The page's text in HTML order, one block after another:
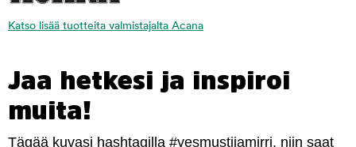
Katso lisää tuotteita valmistajalta Acana
Jaa hetkesi ja inspiroi
muita!
Tägää kuvasi hashtagilla #yesmustijamirri, niin saat